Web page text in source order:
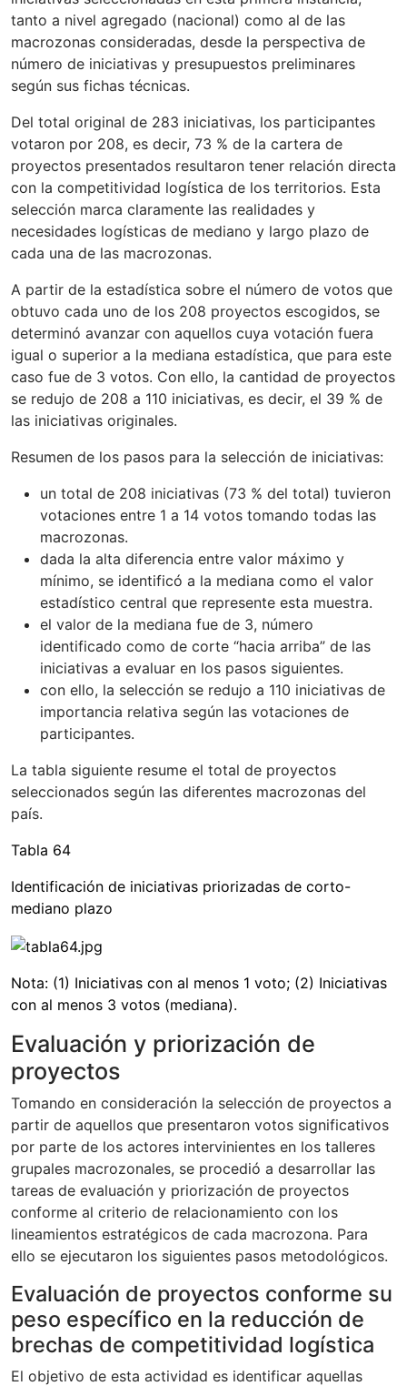
tanto a nivel agregado (nacional) como al de las
macrozonas consideradas, desde la perspectiva de
número de iniciativas y presupuestos preliminares
según sus fichas técnicas.
Del total original de 283 iniciativas, los participantes
votaron por 208, es decir, 73 % de la cartera de
proyectos presentados resultaron tener relación directa
con la competitividad logística de los territorios. Esta
selección marca claramente las realidades y
necesidades logísticas de mediano y largo plazo de
cada una de las macrozonas.
A partir de la estadística sobre el número de votos que
obtuvo cada uno de los 208 proyectos escogidos, se
determinó avanzar con aquellos cuya votación fuera
igual o superior a la mediana estadística, que para este
caso fue de 3 votos. Con ello, la cantidad de proyectos
se redujo de 208 a 110 iniciativas, es decir, el 39 % de
las iniciativas originales.
Resumen de los pasos para la selección de iniciativas:
un total de 208 iniciativas (73 % del total) tuvieron
votaciones entre 1 a 14 votos tomando todas las
macrozonas.
dada la alta diferencia entre valor máximo y
mínimo, se identificó a la mediana como el valor
estadístico central que represente esta muestra.
el valor de la mediana fue de 3, número
identificado como de corte “hacia arriba” de las
iniciativas a evaluar en los pasos siguientes.
con ello, la selección se redujo a 110 iniciativas de
importancia relativa según las votaciones de
participantes.
La tabla siguiente resume el total de proyectos
seleccionados según las diferentes macrozonas del
país.
Tabla 64
Identificación de iniciativas priorizadas de corto-
mediano plazo
Nota: (1) Iniciativas con al menos 1 voto; (2) Iniciativas
con al menos 3 votos (mediana).
Evaluación y priorización de
proyectos
Tomando en consideración la selección de proyectos a
partir de aquellos que presentaron votos significativos
por parte de los actores intervinientes en los talleres
grupales macrozonales, se procedió a desarrollar las
tareas de evaluación y priorización de proyectos
conforme al criterio de relacionamiento con los
lineamientos estratégicos de cada macrozona. Para
ello se ejecutaron los siguientes pasos metodológicos.
Evaluación de proyectos conforme su
peso específico en la reducción de
brechas de competitividad logística
El objetivo de esta actividad es identificar aquellas